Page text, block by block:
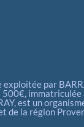
par
est un
la région